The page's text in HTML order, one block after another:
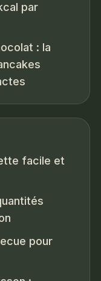
par
: la
facile et
pour